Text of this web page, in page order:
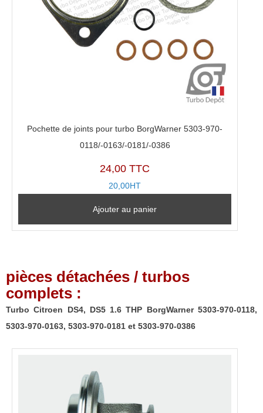
Pochette de joints pour turbo BorgWarner 5303-970-
0118/-0163/-0181/-0386
24,00 TTC
20,00HT
Ajouter au panier
pièces détachées / turbos
complets :
Turbo Citroen DS4, DS5 1.6 THP BorgWarner 5303-970-0118,
5303-970-0163, 5303-970-0181 et 5303-970-0386